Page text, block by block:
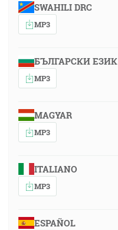
SWAHILI DRC
MP3
БЪЛГАРСКИ ЕЗИК
MP3
MAGYAR
MP3
ITALIANO
MP3
ESPAÑOL